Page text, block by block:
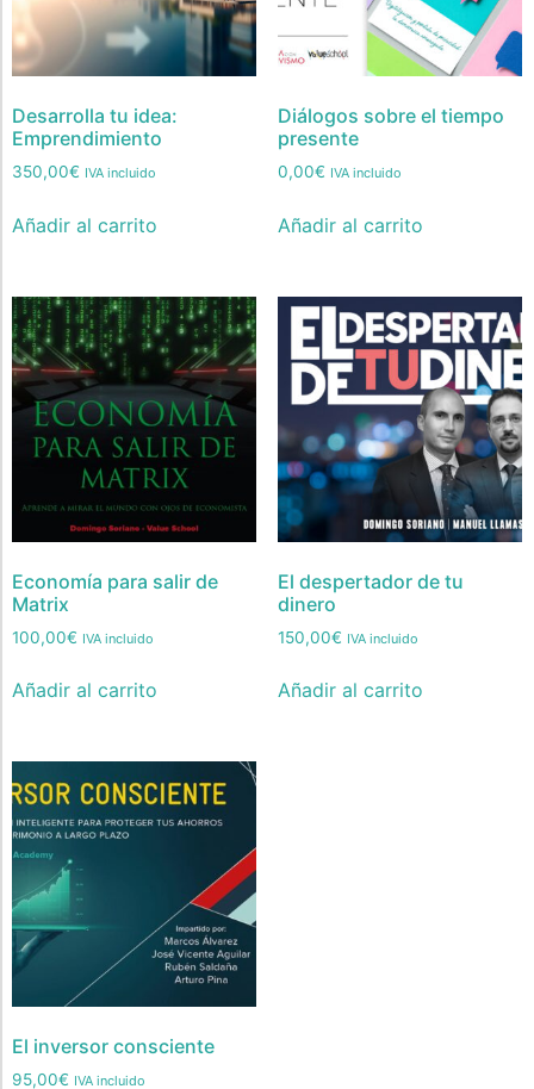
Desarrolla tu idea:
Emprendimiento
350,00€ IVA incluido
Añadir al carrito
Diálogos sobre el tiempo
presente
0,00€ IVA incluido
Añadir al carrito
Economía para salir de
Matrix
100,00€ IVA incluido
Añadir al carrito
El despertador de tu
dinero
150,00€ IVA incluido
Añadir al carrito
El inversor consciente
95,00€ IVA incluido